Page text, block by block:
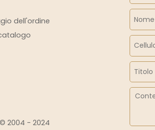
dell'ordine
2004 - 2024